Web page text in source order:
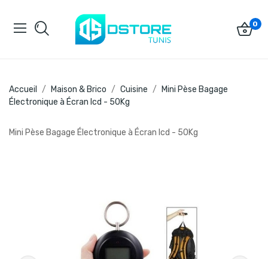
0
Accueil Maison & Brico Cuisine
Mini Pèse Bagage
Électronique à Écran lcd - 50Kg
Mini Pèse Bagage Électronique à Écran lcd - 50Kg